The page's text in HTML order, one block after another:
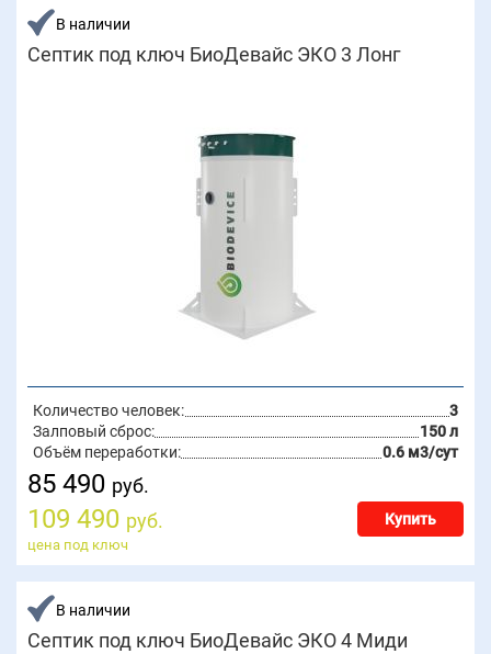
В наличии
Септик под ключ БиоДевайс ЭКО 3 Лонг
Количество человек:
3
Залповый сброс:
150 л
Объём переработки:
0.6 м3/сут
85 490 руб.
109 490 руб. Купить
цена под ключ
В наличии
Септик под ключ БиоДевайс ЭКО 4 Миди